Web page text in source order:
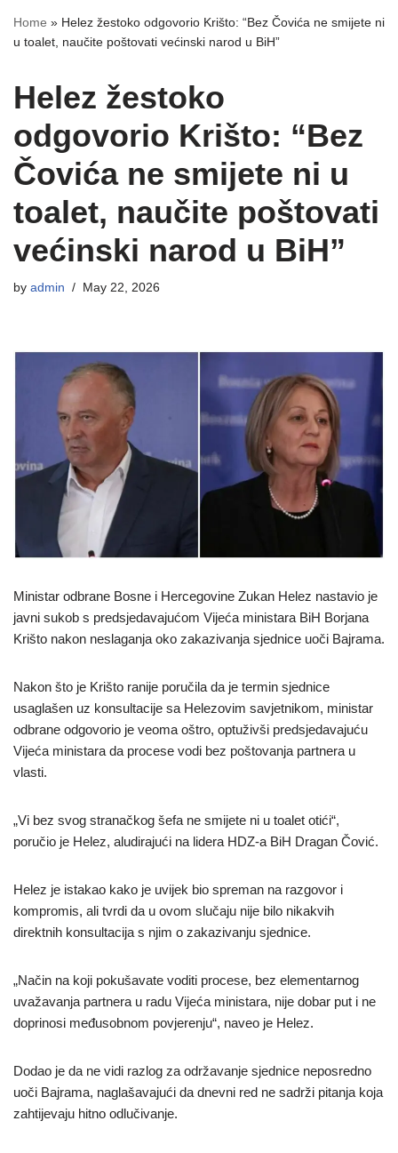
Home » Helez žestoko odgovorio Krišto: “Bez Čovića ne smijete ni
u toalet, naučite poštovati većinski narod u BiH”
Helez žestoko
odgovorio Krišto: “Bez
Čovića ne smijete ni u
toalet, naučite poštovati
većinski narod u BiH”
by admin May 22, 2026
Ministar odbrane Bosne i Hercegovine Zukan Helez nastavio je
javni sukob s predsjedavajućom Vijeća ministara BiH Borjana
Krišto nakon neslaganja oko zakazivanja sjednice uoči Bajrama.
Nakon što je Krišto ranije poručila da je termin sjednice
usaglašen uz konsultacije sa Helezovim savjetnikom, ministar
odbrane odgovorio je veoma oštro, optuživši predsjedavajuću
Vijeća ministara da procese vodi bez poštovanja partnera u
vlasti.
„Vi bez svog stranačkog šefa ne smijete ni u toalet otići“,
poručio je Helez, aludirajući na lidera HDZ-a BiH Dragan Čović.
Helez je istakao kako je uvijek bio spreman na razgovor i
kompromis, ali tvrdi da u ovom slučaju nije bilo nikakvih
direktnih konsultacija s njim o zakazivanju sjednice.
„Način na koji pokušavate voditi procese, bez elementarnog
uvažavanja partnera u radu Vijeća ministara, nije dobar put i ne
doprinosi međusobnom povjerenju“, naveo je Helez.
Dodao je da ne vidi razlog za održavanje sjednice neposredno
uoči Bajrama, naglašavajući da dnevni red ne sadrži pitanja koja
zahtijevaju hitno odlučivanje.